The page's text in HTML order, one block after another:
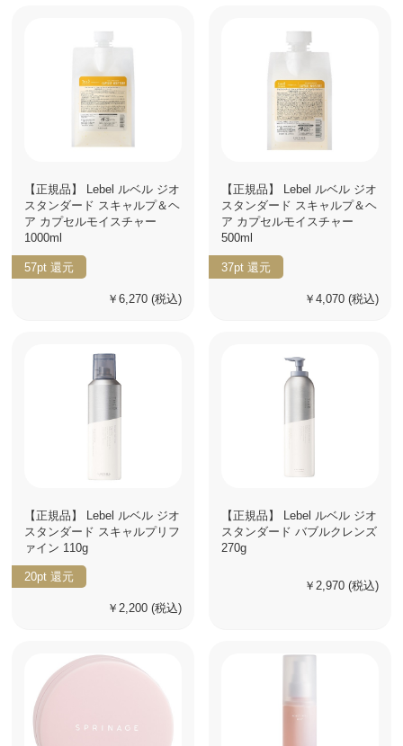
【正規品】 Lebel ルベル ジオ
スタンダード スキャルプ＆ヘ
ア カプセルモイスチャー
1000ml
57pt 還元
￥6,270 (税込)
【正規品】 Lebel ルベル ジオ
スタンダード スキャルプ＆ヘ
ア カプセルモイスチャー
500ml
37pt 還元
￥4,070 (税込)
【正規品】 Lebel ルベル ジオ
スタンダード スキャルプリフ
ァイン 110g
20pt 還元
￥2,200 (税込)
【正規品】 Lebel ルベル ジオ
スタンダード バブルクレンズ
270g
￥2,970 (税込)